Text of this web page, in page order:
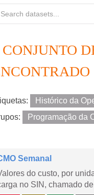
CONJUNTO
Histórico da
Programação da
Semanal
do custo, por
no SIN, chamado